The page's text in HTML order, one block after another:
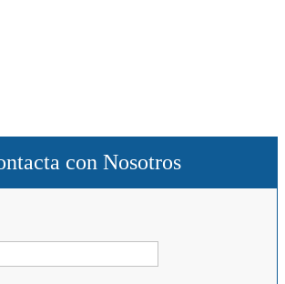
con Nosotros